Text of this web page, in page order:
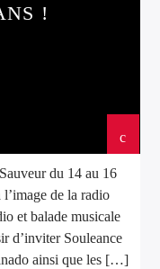
!
du 14 au 16
de la radio
et balade musicale
d’inviter Souleance
ainsi que les […]